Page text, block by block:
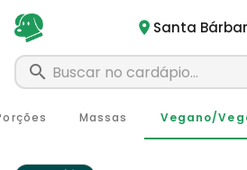
Santa
Massas Vegano/